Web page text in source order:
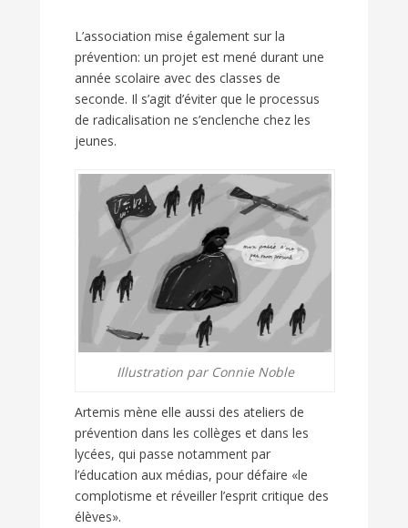
L’association mise également sur la
prévention: un projet est mené durant une
année scolaire avec des classes de
seconde. Il s’agit d’éviter que le processus
de radicalisation ne s’enclenche chez les
jeunes.
Illustration par Connie Noble
Artemis mène elle aussi des ateliers de
prévention dans les collèges et dans les
lycées, qui passe notamment par
l’éducation aux médias, pour défaire «le
complotisme et réveiller l’esprit critique des
élèves».